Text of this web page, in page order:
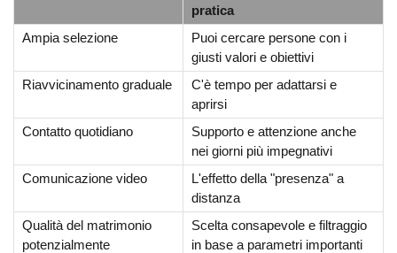
pratica
Ampia selezione
Puoi cercare persone con i
giusti valori e obiettivi
Riavvicinamento graduale
C'è tempo per adattarsi e
aprirsi
Contatto quotidiano
Supporto e attenzione anche
nei giorni più impegnativi
Comunicazione video
L'effetto della "presenza" a
distanza
Qualità del matrimonio
potenzialmente
Scelta consapevole e filtraggio
in base a parametri importanti